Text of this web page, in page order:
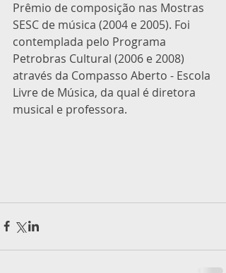
Prêmio de composição nas Mostras
SESC de música (2004 e 2005). Foi
contemplada pelo Programa
Petrobras Cultural (2006 e 2008)
através da Compasso Aberto - Escola
Livre de Música, da qual é diretora
musical e professora.